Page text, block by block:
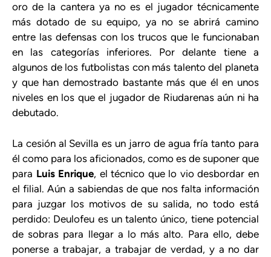
oro de la cantera ya no es el jugador técnicamente
más dotado de su equipo, ya no se abrirá camino
entre las defensas con los trucos que le funcionaban
en las categorías inferiores. Por delante tiene a
algunos de los futbolistas con más talento del planeta
y que han demostrado bastante más que él en unos
niveles en los que el jugador de Riudarenas aún ni ha
debutado.
La cesión al Sevilla es un jarro de agua fría tanto para
él como para los aficionados, como es de suponer que
para Luis Enrique, el técnico que lo vio desbordar en
el filial. Aún a sabiendas de que nos falta información
para juzgar los motivos de su salida, no todo está
perdido: Deulofeu es un talento único, tiene potencial
de sobras para llegar a lo más alto. Para ello, debe
ponerse a trabajar, a trabajar de verdad, y a no dar